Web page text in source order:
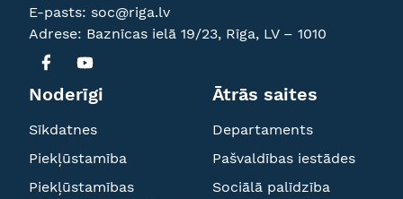
E-pasts: soc@riga.lv
Adrese: Baznīcas ielā 19/23, Rīga, LV – 1010
Noderīgi
Sīkdatnes
Piekļūstamība
Piekļūstamības
Ātrās saites
Departaments
Pašvaldības iestādes
Sociālā palīdzība